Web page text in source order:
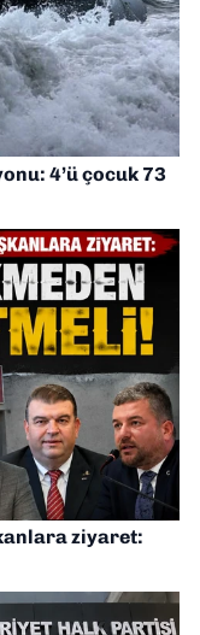
4’ü çocuk 73
ziyaret: